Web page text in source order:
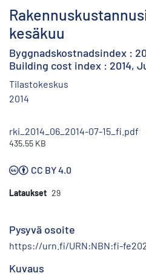
kesäkuu
Byggnadskostnadsindex :
Building cost index : 2014,
Tilastokeskus
2014
rki_2014_06_2014-07-15_fi.pdf
435.55 KB
CC BY 4.0
Lataukset 29
Pysyvä osoite
https://urn.fi/URN:NBN:fi-
Kuvaus